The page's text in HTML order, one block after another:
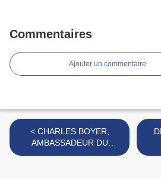
Commentaires
Ajouter un commentaire
< CHARLES BOYER,
AMBASSADEUR DU
CINEMA FRANCAIS EN